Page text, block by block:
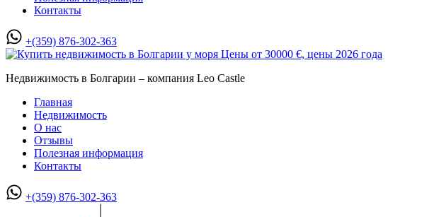
Контакты
+(359) 876-302-363
Недвижимость в Болгарии – компания Leo Castle
Главная
Недвижимость
О нас
Отзывы
Полезная информация
Контакты
+(359) 876-302-363